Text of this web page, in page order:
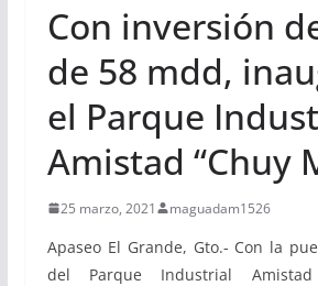
Con inversión
de 58 mdd,
el Parque
Amistad “Chuy
25 marzo, 2021 maguadam1526
Apaseo El Grande, Gto.- Con la
del Parque Industrial Amistad